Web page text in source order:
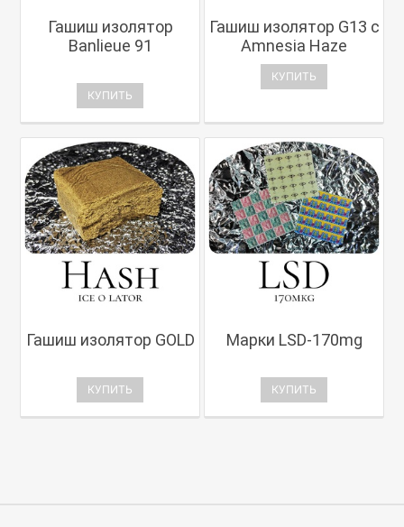
Гашиш изолятор
Banlieue 91
КУПИТЬ
Гашиш изолятор G13 с
Amnesia Haze
КУПИТЬ
Гашиш изолятор GOLD
КУПИТЬ
Марки LSD-170mg
КУПИТЬ